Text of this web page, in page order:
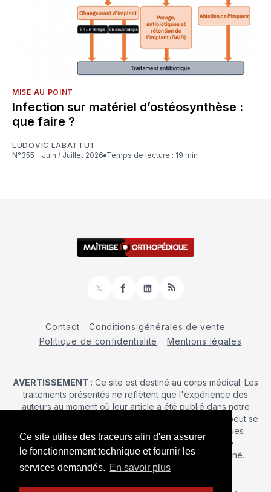
Ce site utilise des traceurs afin d'en assurer
le fonctionnement technique et fournir les
services demandés. En savoir plus
MISE AU POINT
Infection sur matériel d’ostéosynthèse :
que faire ?
LUDOVIC LABATTUT
N°355 - Juin / Juillet 2026
Temps de lecture : 19 min
𝕏
FacebookLinkedInRSS
Contact
Conditions générales de vente
Politique de confidentialité
Mentions légales
AVERTISSEMENT : Ce site est destiné au corps médical. Les
traitements présentés ne reflètent que l'expérience des
auteurs au moment où leur article a été publié dans notre
journal. La décision d’une intervention chirurgicale ne peut se
prendre qu'après un examen clinique. Les techniques
publiées ici ne sauraient justifier une quelconque
revendication de la part d'un soignant ou d'un soigné.